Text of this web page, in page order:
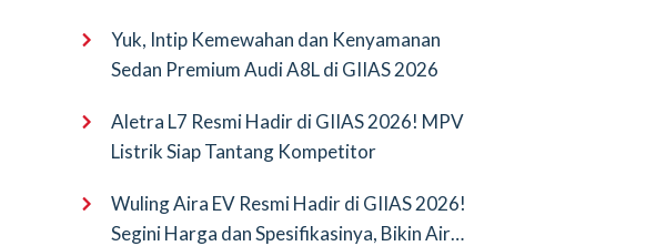
Yuk, Intip Kemewahan dan Kenyamanan
Sedan Premium Audi A8L di GIIAS 2026
Aletra L7 Resmi Hadir di GIIAS 2026! MPV
Listrik Siap Tantang Kompetitor
Wuling Aira EV Resmi Hadir di GIIAS 2026!
Segini Harga dan Spesifikasinya, Bikin Air